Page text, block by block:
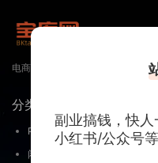
电商 外贸出海跨境电商 淘宝 天猫
分类
PrestaShop插件
闲鱼
副业搞钱，快
小红书/公众号等